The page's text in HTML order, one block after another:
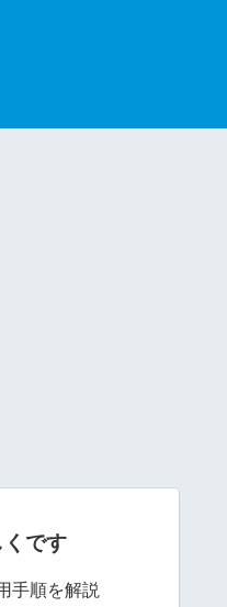
です
手順を解説